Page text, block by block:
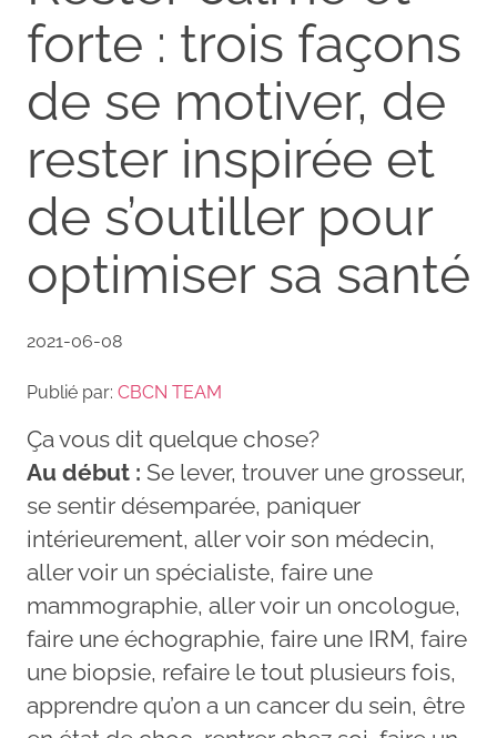
forte : trois façons
de se motiver, de
rester inspirée et
de s’outiller pour
optimiser sa santé
2021-06-08
Publié par: CBCN TEAM
Ça vous dit quelque chose?
Au début : Se lever, trouver une grosseur,
se sentir désemparée, paniquer
intérieurement, aller voir son médecin,
aller voir un spécialiste, faire une
mammographie, aller voir un oncologue,
faire une échographie, faire une IRM, faire
une biopsie, refaire le tout plusieurs fois,
apprendre qu’on a un cancer du sein, être